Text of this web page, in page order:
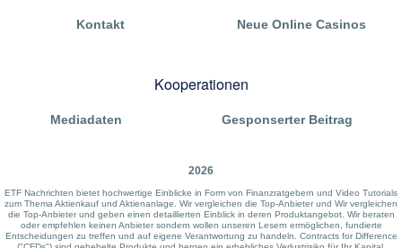
Kontakt Neue Online Casinos
Kooperationen
Mediadaten Gesponserter Beitrag
2026
ETF Nachrichten bietet hochwertige Einblicke in Form von Finanzratgebern und Video Tutorials
zum Thema Aktienkauf und Aktienanlage. Wir vergleichen die Top-Anbieter und Wir vergleichen
die Top-Anbieter und geben einen detaillierten Einblick in deren Produktangebot. Wir beraten
oder empfehlen keinen Anbieter sondern wollen unseren Lesern ermöglichen, fundierte
Entscheidungen zu treffen und auf eigene Verantwortung zu handeln. Contracts for Difference